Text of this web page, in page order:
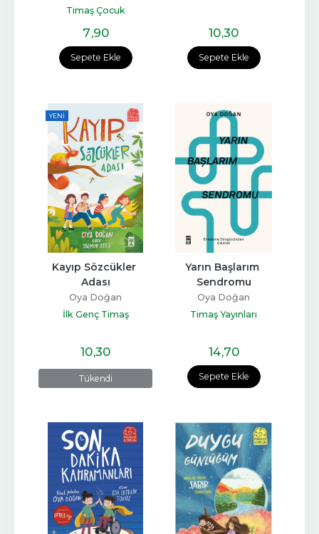
Sepete Ekle
Timaş Çocuk
7,90
Sepete Ekle
10,30
YENI
Tükendi
Kayıp Sözcükler
Adası
Oya Doğan
İlk Genç Timaş
10,30
Sepete Ekle
Yarın Başlarım
Sendromu
Oya Doğan
Timaş Yayınları
14,70